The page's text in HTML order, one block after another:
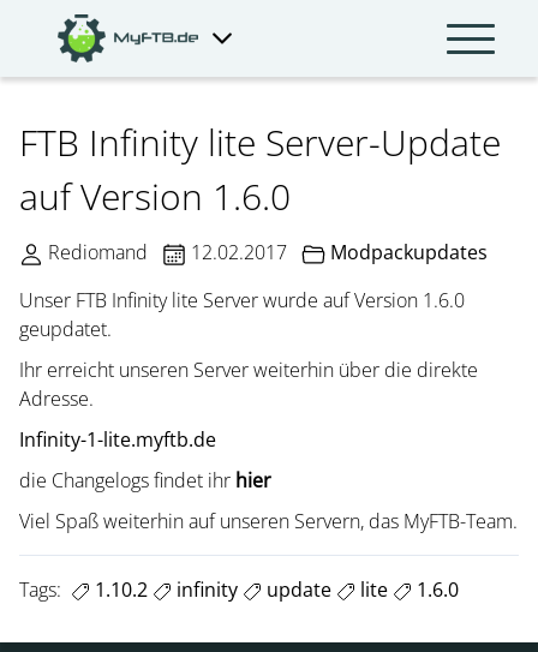
FTB Infinity lite Server-Update
auf Version 1.6.0
Rediomand 12.02.2017
Modpackupdates
Unser FTB Infinity lite Server wurde auf Version 1.6.0
geupdatet.
Ihr erreicht unseren Server weiterhin über die direkte
Adresse.
Infinity-1-lite.myftb.de
die Changelogs findet ihr hier
Viel Spaß weiterhin auf unseren Servern, das MyFTB-Team.
Tags: 1.10.2 infinity update lite 1.6.0